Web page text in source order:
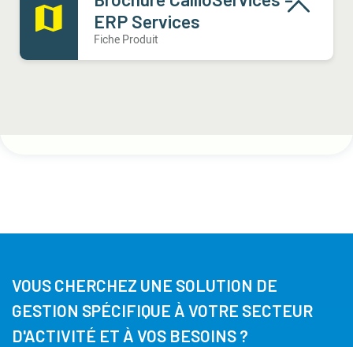
ERP Services
Fiche Produit
VOUS CHERCHEZ UNE SOLUTION DE
GESTION SPÉCIFIQUE À VOTRE SECTEUR
D'ACTIVITÉ ET À VOS BESOINS ?